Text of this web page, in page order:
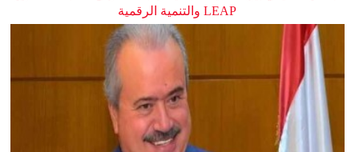
LEAP والتنمية الرقمية